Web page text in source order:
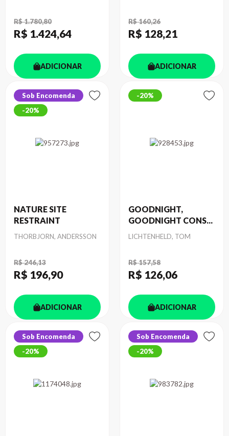
R$ 1.780,80
R$ 1.424,64
ADICIONAR
R$ 160,26
R$ 128,21
ADICIONAR
Sob Encomenda
20%
NATURE SITE
RESTRAINT
Autor
THORBJORN, ANDERSSON
R$ 246,13
R$ 196,90
ADICIONAR
20%
GOODNIGHT,
GOODNIGHT CONS...
Autor
LICHTENHELD, TOM
R$ 157,58
R$ 126,06
ADICIONAR
Sob Encomenda
20%
Sob Encomenda
20%